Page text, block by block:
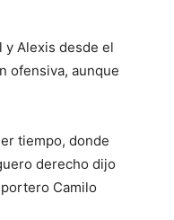
y Alexis desde el
ofensiva, aunque
tiempo, donde
derecho dijo
Camilo